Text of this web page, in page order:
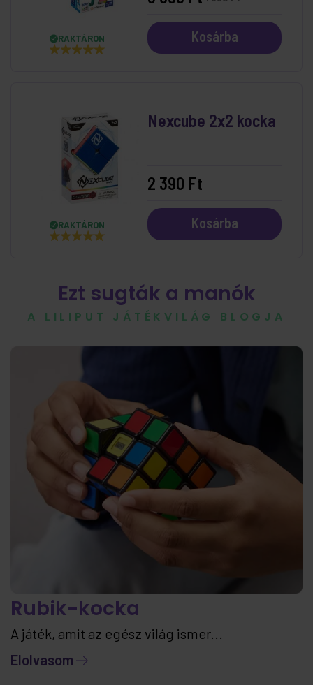
RAKTÁRON Kosárba
RAKTÁRON
Nexcube 2x2 kocka
2 390 Ft
Kosárba
Ezt sugták a manók
A LILIPUT JÁTÉKVILÁG BLOGJA
Rubik-kocka
A játék, amit az egész világ ismer...
Elolvasom